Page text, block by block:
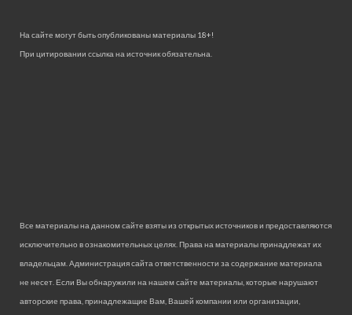
На сайте могут быть опубликованы материалы 18+!
При цитировании ссылка на источник обязательна.
Все материалы на данном сайте взяты из открытых источников и предоставляются
исключительно в ознакомительных целях. Права на материалы принадлежат их
владельцам. Администрация сайта ответственности за содержание материала
не несет. Если Вы обнаружили на нашем сайте материалы, которые нарушают
авторские права, принадлежащие Вам, Вашей компании или организации,